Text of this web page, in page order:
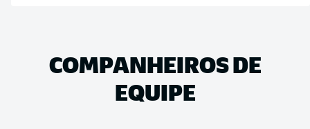
COMPANHEIROS DE
EQUIPE